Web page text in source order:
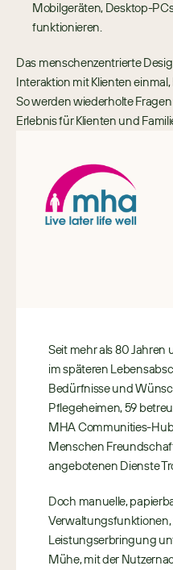
Mobilgeräten, Desktop-
funktionieren.
Das menschenzentrierte
Interaktion mit Klienten
So werden wiederholte
Erlebnis für Klienten und
Seit mehr als 80
im späteren
Bedürfnisse und
Pflegeheimen, 59
MHA Communities-
Menschen
angebotenen Dienste
Doch manuelle,
Verwaltungsfunktionen,
Leistungserbringung
Mühe, mit der